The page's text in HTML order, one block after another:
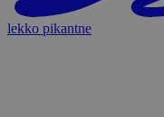
lekko pikantne